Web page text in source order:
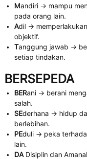
Mandiri → mampu
pada orang lain.
Adil →
objektif.
Tanggung jawab →
setiap tindakan.
BERSEPEDA
BERani → berani
salah.
SEderhana → hidup
berlebihan.
PEduli → peka
lain.
DADisiplin dan